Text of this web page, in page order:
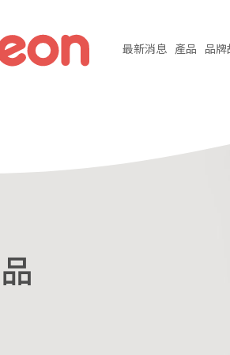
最新消息 產品 品牌